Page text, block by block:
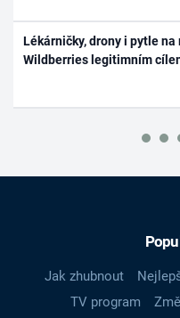
Lékárničky, drony i pytle
Wildberries legitimním
Jak zhubnout
TV program